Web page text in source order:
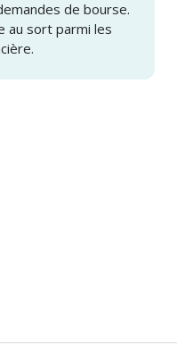
de bourse.
au sort parmi les